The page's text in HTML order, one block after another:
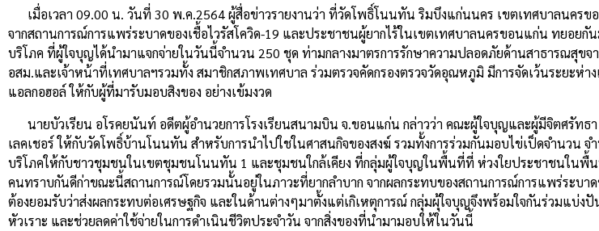
เมื่อเวลา 09.00 น. วันที่ 30 พ.ค.2564 ผู้สื่อข่าวรายงานว่า ที่วัดโพธิ์โนนทัน ริมบึงแก่นนคร เขตเทศบาลนคร
จากสถานการณ์การแพร่ระบาดของเชื้อไวรัสโควิด-19 และประชาชนผู้ยากไร้ในเขตเทศบาลนครขอนแก่น ทยอยกั
บริโภค ที่ผู้ใจบุญได้นำมาแจกจ่ายในวันนี้จำนวน 250 ชุด ท่ามกลางมาตรการรักษาความปลอดภัยด้านสาธารณสุขจ
อสม.และเจ้าหน้าที่เทศบาลฯรวมทั้ง สมาชิกสภาพเทศบาล ร่วมตรวจคัดกรองตรวจวัดอุณหภูมิ มีการจัดเว้นระยะห่า
แอลกอฮอล์ ให้กับผู้ที่มารับมอบสิงของ อย่างเข้มงวด
นายบัวเรียน อโรคยนันท์ อดีตผู้อำนวยการโรงเรียนสนามบิน จ.ขอนแก่น กล่าวว่า คณะผู้ใจบุญและผู้มีจิตศรัทธ
เลคเชอร์ ให้กับวัดโพธิ์บ้านโนนทัน สำหรับการนำไปใชในศาสนกิจของสงฆ์ รวมทั้งการร่วมกันมอบไข่เป็ดจำนวน จ
บริโภคให้กับชาวชุมชนในเขตชุมชนโนนทัน 1 และชุมชนใกล้เคียง ที่กลุ่มผู้ใจบุญในพื้นที่ที่ ห่วงใยประชาชนในพื้น
คนทราบกันดีก่าขณะนี้สถานการณ์โดยรวมนั้นอยู่ในภาวะที่ยากลำบาก จากผลกระทบของสถานการณ์การแพร่ระบาด
ต้องยอมรับว่าส่งผลกระทบต่อเศรษฐกิจ และในด้านต่างๆมาตั้งแต่เกิเหตุการณ์ กลุ่มผุ้ใจบุญจึงพร้อมใจกันร่วมแบ่งปั
หัวเราะ และช่วยลดค่าใช้จ่ายในการดำเนินชีวิตประจำวัน จากสิ่งของที่นำมามอบให้ในวันนี้